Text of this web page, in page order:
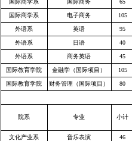
国际商学系 国际商务 65
国际商学系 电子商务 105
外语系 英语 95
外语系 日语 40
外语系 商务英语 45
国际教育学院 金融学（国际项目） 105
国际教育学院 财务管理（国际项目） 80
院系 专业 小计
文化产业系 音乐表演 46